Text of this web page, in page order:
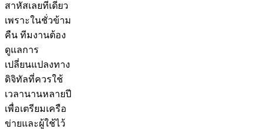
สาหัสเลยทีเดียว
เพราะในชั่วข้าม
คืน ทีมงานต้อง
ดูแลการ
เปลี่ยนแปลงทาง
ดิจิทัลที่ควรใช้
เวลานานหลายปี
เพื่อเตรียมเครือ
ข่ายและผู้ใช้ไว้